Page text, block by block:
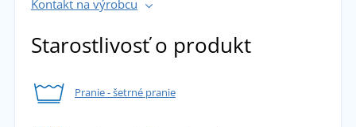
Kontakt na výrobcu
Starostlivosť o produkt
Pranie - šetrné pranie